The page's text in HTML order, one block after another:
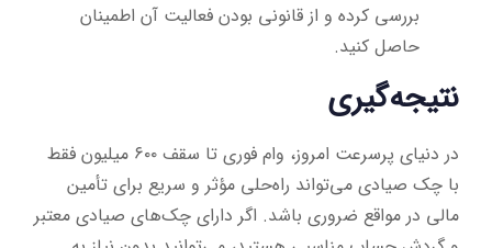
بررسی کرده و از قانونی بودن فعالیت آن اطمینان
حاصل کنید.
نتیجه‌گیری
در دنیای پرسرعت امروز، وام فوری تا سقف ۶۰۰ میلیون فقط
با چک صیادی می‌تواند راه‌حلی مؤثر و سریع برای تأمین
مالی در مواقع ضروری باشد. اگر دارای چک‌های صیادی معتبر